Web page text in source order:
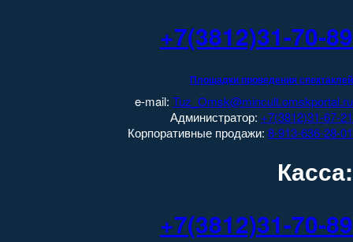
+7(3812)31-70-89
Площадки проведения спектаклей
e-mail: Tuz_Omsk@mincult.omskportal.ru
Администратор: +7(3812)31-67-21
Корпоративные продажи: 8-913-636-28-01
Касса:
+7(3812)31-70-89